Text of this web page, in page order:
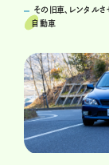
その旧車、レンタル
自動車